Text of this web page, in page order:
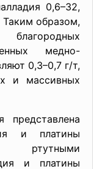
0,6–32,
Таким образом,
медно-
0,3–0,7 г/т,
и массивных
представлена
и платины
ртутными
и платины